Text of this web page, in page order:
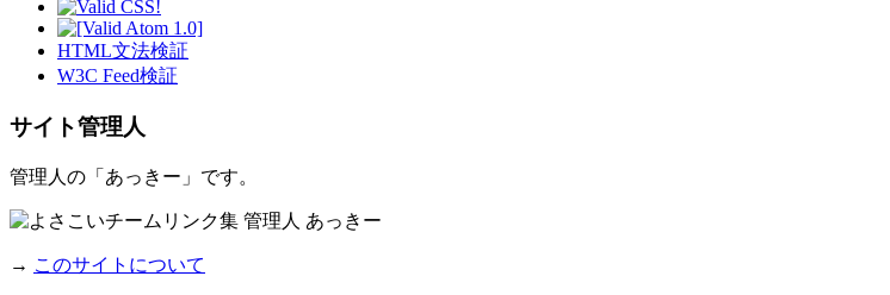
HTML文法検証
W3C Feed検証
サイト管理人
管理人の「あっきー」です。
→ このサイトについて